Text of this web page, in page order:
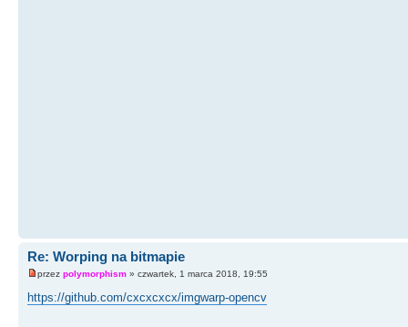
Re: Worping na bitmapie
przez polymorphism » czwartek, 1 marca 2018, 19:55
https://github.com/cxcxcxcx/imgwarp-opencv